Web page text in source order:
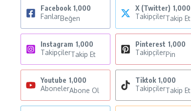
Facebook 1,000
FanlarBeğen
X (Twitter) 1,000
TakipçilerTakip Et
Instagram 1,000
TakipçilerTakip Et
Pinterest 1,000
TakipçilerPin
Youtube 1,000
AbonelerAbone Ol
Tiktok 1,000
TakipçilerTakip Et